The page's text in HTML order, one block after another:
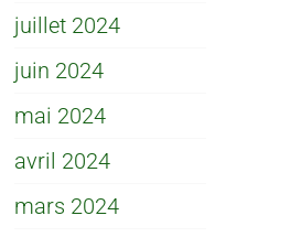
juillet 2024
juin 2024
mai 2024
avril 2024
mars 2024